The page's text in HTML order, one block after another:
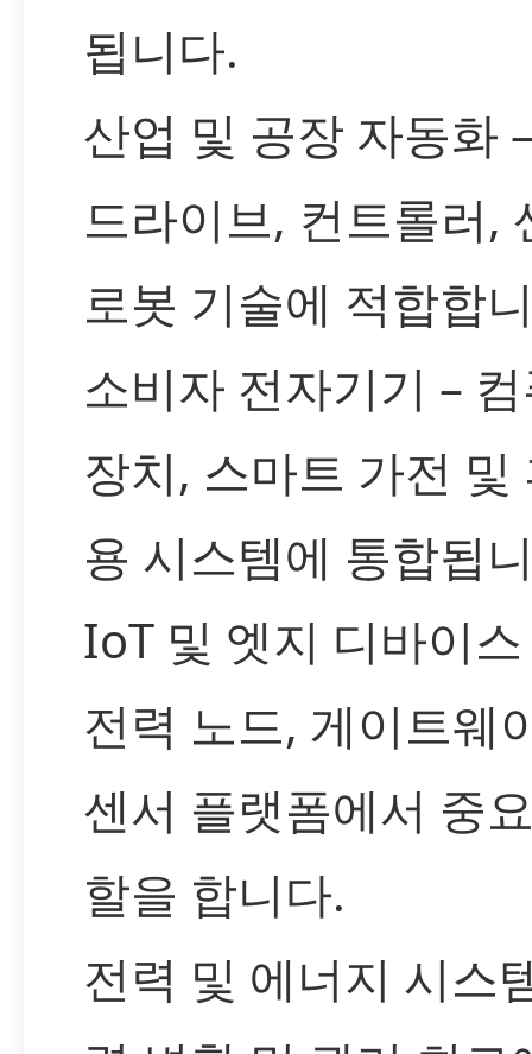
됩니다.
산업 및 공장 자동화
드라이브, 컨트롤러,
로봇 기술에 적합합
소비자 전자기기 –
장치, 스마트 가전 및
용 시스템에 통합됩
IoT 및 엣지 디바이
전력 노드, 게이트웨
센서 플랫폼에서 중
할을 합니다.
전력 및 에너지 시스